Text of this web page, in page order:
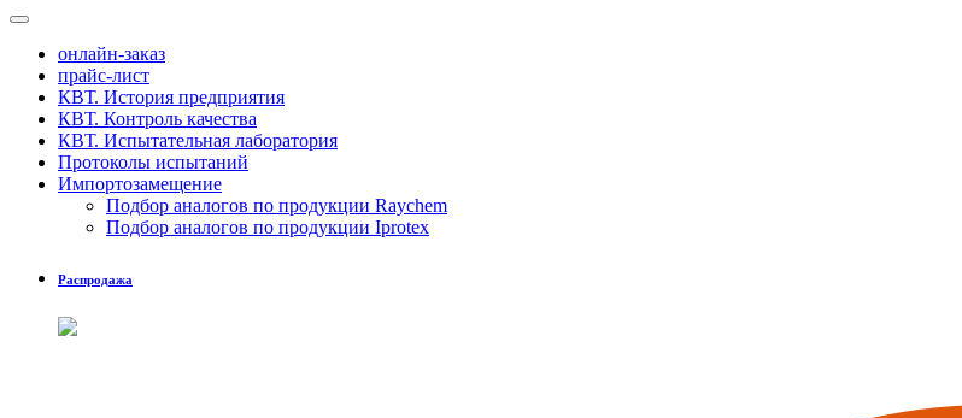
онлайн-заказ
прайс-лист
КВТ. История предприятия
КВТ. Контроль качества
КВТ. Испытательная лаборатория
Протоколы испытаний
Импортозамещение
Подбор аналогов по продукции Raychem
Подбор аналогов по продукции Iprotex
Распродажа